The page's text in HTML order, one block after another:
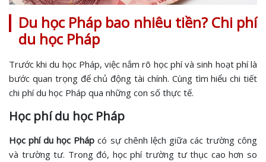
Du học Pháp bao nhiêu tiền? Chi phí
du học Pháp
Trước khi du học Pháp, việc nắm rõ học phí và sinh hoạt phí là
bước quan trọng để chủ động tài chính. Cùng tìm hiểu chi tiết
chi phí du học Pháp qua những con số thực tế.
Học phí du học Pháp
Học phí du học Pháp có sự chênh lệch giữa các trường công
và trường tư. Trong đó, học phí trường tư thục cao hơn so